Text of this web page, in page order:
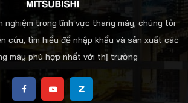
nghiệm trong lĩnh vực thang máy, chúng tôi
cứu, tìm hiểu để nhập khẩu và sản xuất các
máy phù hợp nhất với thị trường